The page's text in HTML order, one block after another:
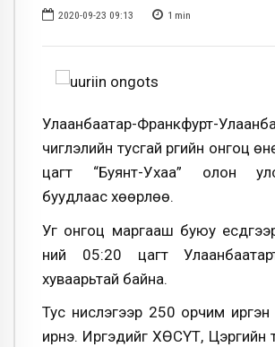
2020-09-23 09:13 1 min
Улаанбаатар-Франкфурт-
чиглэлийн тусгай үүргийн онгоц
цагт “Буянт-Ухаа” олон
буудлаас хөөрлөө.
Уг онгоц маргааш буюу
ний 05:20 цагт
хуваарьтай байна.
Тус нислэгээр 250 орчим
ирнэ. Иргэдийг ХӨСҮТ, Цэргийн